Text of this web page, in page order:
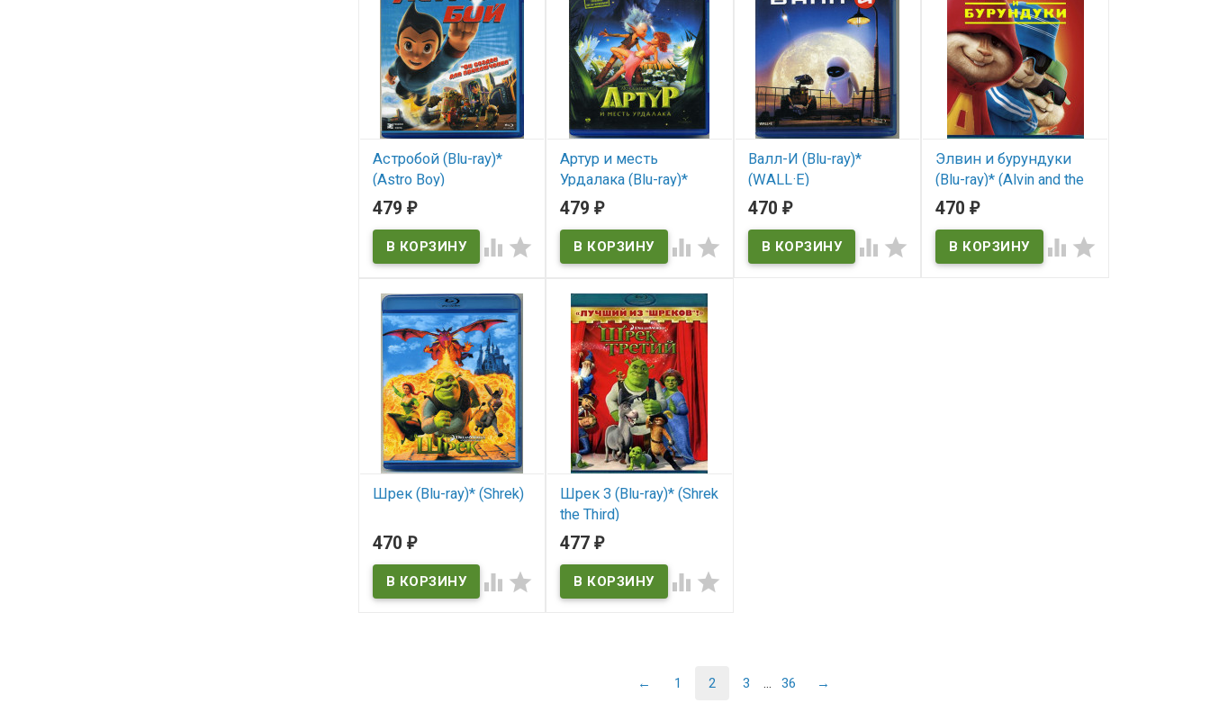
Астробой (Blu-ray)*
(Astro Boy)
В наличии
Astro Boy
479 ₽
 
Артур и месть
Урдалака (Blu-ray)*
(Arthur et la vengeance
Maltazard
479₽
 
Валл-И (Blu-ray)*
(WALL·E)
В наличии
WALL·E
470 ₽
 
Элвин и бурундуки
(Blu-ray)* (Alvin and the
Chipmunks)
В наличии
Alvin and the Chipmunks
470₽
 
Шрек (Blu-ray)* (Shrek)
470 ₽
 
Шрек 3 (Blu-ray)* (Shrek
the Third)
В наличии
Shrek the Third
477₽
 
← 1 2 3 36 →